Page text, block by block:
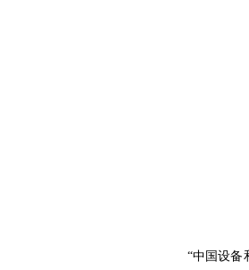
“中国设备